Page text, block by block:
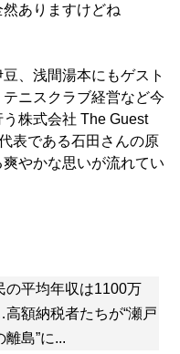
ありますけどね
、浅間湯本にもゲスト
ニスクラブ経営など今
株式会社 The Guest
表である石田さんの原
やかな思いが流れてい
の平均年収は1100万
額納税者たちが“瀬戸
離島”に...